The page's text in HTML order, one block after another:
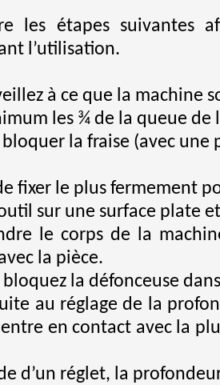
les étapes suivantes
l’utilisation.
à ce que la machine
les ¾ de la queue de
la fraise (avec une
fixer le plus fermement
sur une surface plate
le corps de la
la pièce.
la défonceuse
au réglage de la
en contact avec la
d’un réglet, la